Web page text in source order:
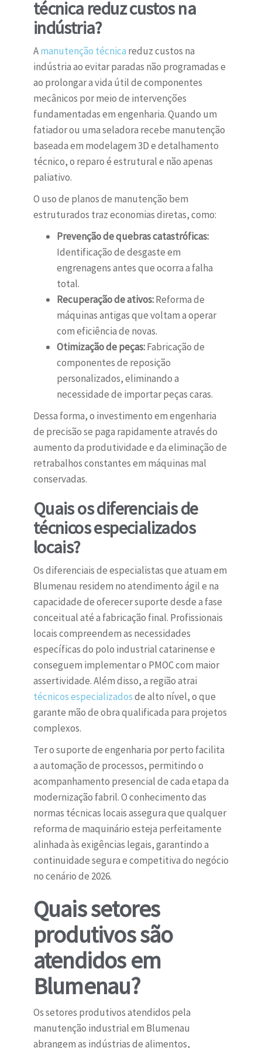
técnica reduz custos na
indústria?
Amanutenção técnica reduz custos na
indústria ao evitar paradas não programadas e
ao prolongar a vida útil de componentes
mecânicos por meio de intervenções
fundamentadas em engenharia. Quando um
fatiador ou uma seladora recebe manutenção
baseada em modelagem 3D e detalhamento
técnico, o reparo é estrutural e não apenas
paliativo.
O uso de planos de manutenção bem
estruturados traz economias diretas, como:
Prevenção de quebras catastróficas:
Identificação de desgaste em
engrenagens antes que ocorra a falha
total.
Recuperação de ativos:Reforma de
máquinas antigas que voltam a operar
com eficiência de novas.
Otimização de peças:Fabricação de
componentes de reposição
personalizados, eliminando a
necessidade de importar peças caras.
Dessa forma, o investimento em engenharia
de precisão se paga rapidamente através do
aumento da produtividade e da eliminação de
retrabalhos constantes em máquinas mal
conservadas.
Quais os diferenciais de
técnicos especializados
locais?
Os diferenciais de especialistas que atuam em
Blumenau residem no atendimento ágil e na
capacidade de oferecer suporte desde a fase
conceitual até a fabricação final. Profissionais
locais compreendem as necessidades
específicas do polo industrial catarinense e
conseguem implementar o PMOC com maior
assertividade. Além disso, a região atrai
técnicos especializadosde alto nível, o que
garante mão de obra qualificada para projetos
complexos.
Ter o suporte de engenharia por perto facilita
a automação de processos, permitindo o
acompanhamento presencial de cada etapa da
modernização fabril. O conhecimento das
normas técnicas locais assegura que qualquer
reforma de maquinário esteja perfeitamente
alinhada às exigências legais, garantindo a
continuidade segura e competitiva do negócio
no cenário de 2026.
Quais setores
produtivos são
atendidos em
Blumenau?
Os setores produtivos atendidos pela
manutenção industrial em Blumenau
abrangem as indústrias de alimentos,